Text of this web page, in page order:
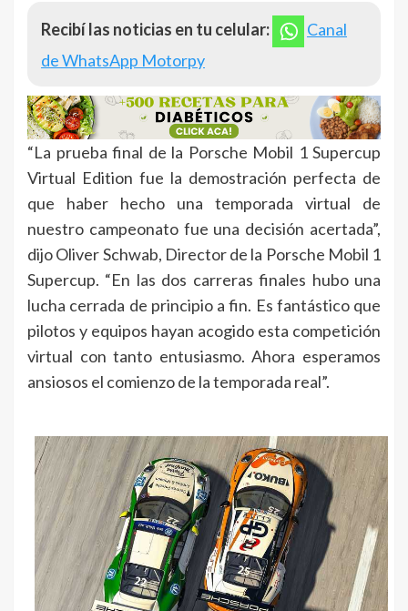
Recibí las noticias en tu celular:
Canal
de WhatsApp Motorpy
“La prueba final de la Porsche Mobil 1 Supercup
Virtual Edition fue la demostración perfecta de
que haber hecho una temporada virtual de
nuestro campeonato fue una decisión acertada”,
dijo Oliver Schwab, Director de la Porsche Mobil 1
Supercup. “En las dos carreras finales hubo una
lucha cerrada de principio a fin. Es fantástico que
pilotos y equipos hayan acogido esta competición
virtual con tanto entusiasmo. Ahora esperamos
ansiosos el comienzo de la temporada real”.